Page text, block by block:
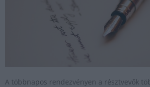
A többnapos rendezvényen a résztvevők